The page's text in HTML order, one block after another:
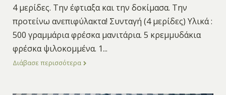
4 μερίδες. Την έφτιαξα και την δοκίμασα. Την
προτείνω ανεπιφύλακτα! Συνταγή (4 μερίδες) Υλικά :
500 γραμμάρια φρέσκα μανιτάρια. 5 κρεμμυδάκια
φρέσκα ψιλοκομμένα. 1...
Διάβασε περισσότερα